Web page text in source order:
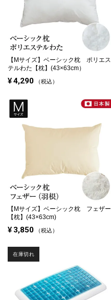
【Mサイズ】 ベーシック枕 ポリエス
テルわた【枕】(43×63cm）
¥4,290 税込
【Mサイズ】 ベーシック枕 フェザー
【枕】(43×63cm)
¥ 3,850 税込
在庫切れ